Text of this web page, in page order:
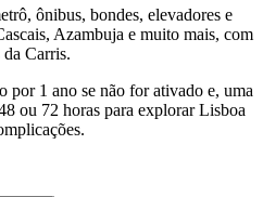
ônibus, bondes, elevadores e
Azambuja e muito mais, com
Carris.
por 1 ano se não for ativado e, uma
ou 72 horas para explorar Lisboa